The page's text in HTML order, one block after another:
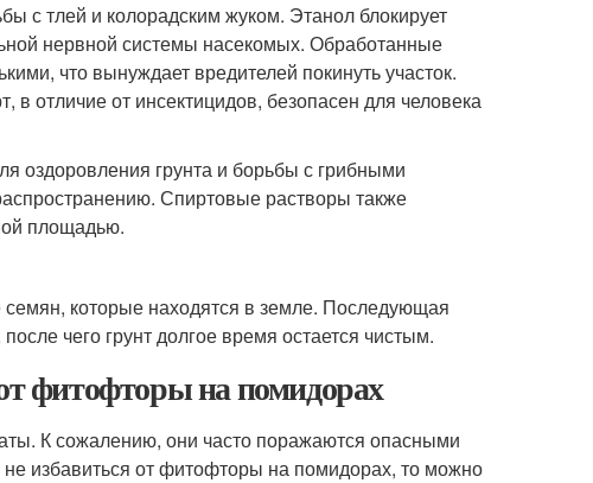
с тлей и колорадским жуком. Этанол блокирует
нервной системы насекомых. Обработанные
что вынуждает вредителей покинуть участок.
отличие от инсектицидов, безопасен для человека
оздоровления грунта и борьбы с грибными
Спиртовые растворы также
площадью.
которые находятся в земле. Последующая
чего грунт долгое время остается чистым.
фитофторы на помидорах
К сожалению, они часто поражаются опасными
избавиться от фитофторы на помидорах, то можно